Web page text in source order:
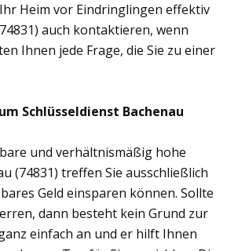
Heim vor Eindringlingen effektiv
auch kontaktieren, wenn
Ihnen jede Frage, die Sie zu einer
Schlüsseldienst Bachenau
und verhältnismäßig hohe
(74831) treffen Sie ausschließlich
Geld einsparen können. Sollte
dann besteht kein Grund zur
einfach an und er hilft Ihnen